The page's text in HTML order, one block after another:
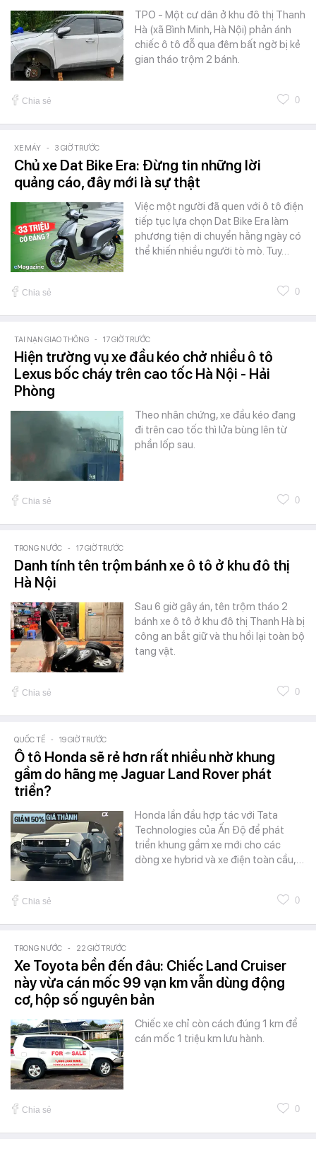
TPO - Một cư dân ở khu đô thị Thanh
Hà (xã Bình Minh, Hà Nội) phản ánh
chiếc ô tô đỗ qua đêm bất ngờ bị kẻ
gian tháo trộm 2 bánh.
Chia sẻ 0
XE MÁY - 3 GIỜ TRƯỚC
Chủ xe Dat Bike Era: Đừng tin những lời
quảng cáo, đây mới là sự thật
Việc một người đã quen với ô tô điện
tiếp tục lựa chọn Dat Bike Era làm
phương tiện di chuyển hằng ngày có
thể khiến nhiều người tò mò. Tuy…
Chia sẻ 0
TAI NẠN GIAO THÔNG - 17 GIỜ TRƯỚC
Hiện trường vụ xe đầu kéo chở nhiều ô tô
Lexus bốc cháy trên cao tốc Hà Nội - Hải
Phòng
Theo nhân chứng, xe đầu kéo đang
đi trên cao tốc thì lửa bùng lên từ
phần lốp sau.
Chia sẻ 0
TRONG NƯỚC - 17 GIỜ TRƯỚC
Danh tính tên trộm bánh xe ô tô ở khu đô thị
Hà Nội
Sau 6 giờ gây án, tên trộm tháo 2
bánh xe ô tô ở khu đô thị Thanh Hà bị
công an bắt giữ và thu hồi lại toàn bộ
tang vật.
Chia sẻ 0
QUỐC TẾ - 19 GIỜ TRƯỚC
Ô tô Honda sẽ rẻ hơn rất nhiều nhờ khung
gầm do hãng mẹ Jaguar Land Rover phát
triển?
Honda lần đầu hợp tác với Tata
Technologies của Ấn Độ để phát
triển khung gầm xe mới cho các
dòng xe hybrid và xe điện toàn cầu,…
Chia sẻ 0
TRONG NƯỚC - 22 GIỜ TRƯỚC
Xe Toyota bền đến đâu: Chiếc Land Cruiser
này vừa cán mốc 99 vạn km vẫn dùng động
cơ, hộp số nguyên bản
Chiếc xe chỉ còn cách đúng 1 km để
cán mốc 1 triệu km lưu hành.
Chia sẻ 0